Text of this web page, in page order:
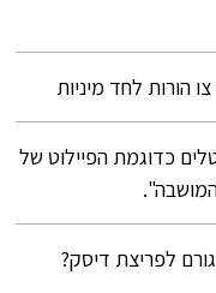
הורות לחד מיניות
כדוגמת הפיילוט של
לפריצת דיסק?